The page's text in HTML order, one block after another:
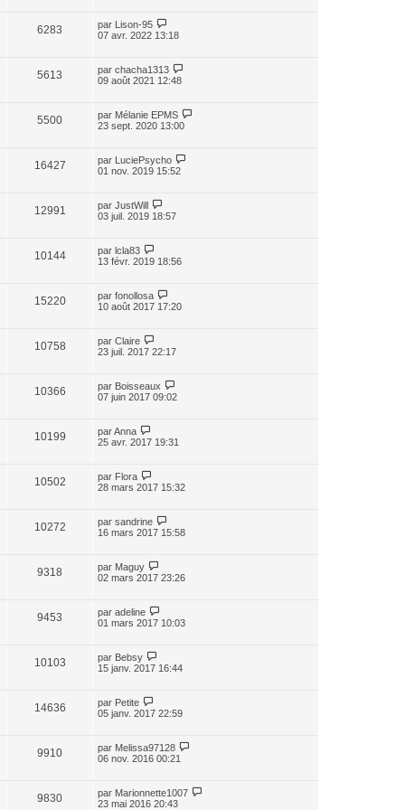
6283 par Lison-95
07 avr. 2022 13:18
5613 par chacha1313
09 août 2021 12:48
5500 par Mélanie EPMS
23 sept. 2020 13:00
16427 par LuciePsycho
01 nov. 2019 15:52
12991 par JustWill
03 juil. 2019 18:57
10144 par lcla83
13 févr. 2019 18:56
15220 par fonollosa
10 août 2017 17:20
10758 par Claire
23 juil. 2017 22:17
10366 par Boisseaux
07 juin 2017 09:02
10199 parAnna
25 avr. 2017 19:31
10502 par Flora
28 mars 2017 15:32
10272 par sandrine
16 mars 2017 15:58
9318 par Maguy
02 mars 2017 23:26
9453 par adeline
01 mars 2017 10:03
10103 par Bebsy
15 janv. 2017 16:44
14636 par Petite
05 janv. 2017 22:59
9910 par Melissa97128
06 nov. 2016 00:21
9830 par Marionnette1007
23 mai 2016 20:43